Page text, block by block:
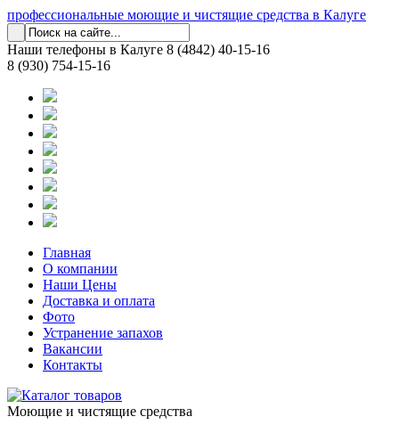
профессиональные моющие и чистящие средства в Калуге
Наши телефоны в Калуге 8 (4842) 40-15-16
8 (930) 754-15-16
Главная
О компании
Наши Цены
Доставка и оплата
Фото
Устранение запахов
Вакансии
Контакты
Моющие и чистящие средства